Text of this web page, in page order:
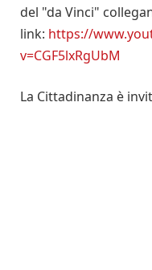
del "da Vinci"
link: https://
v=CGF5lxRgUbM
La Cittadinanza è